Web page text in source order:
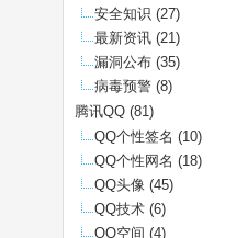
安全知识 (27)
最新资讯 (21)
漏洞公布 (35)
病毒预警 (8)
腾讯QQ (81)
QQ个性签名 (10)
QQ个性网名 (18)
QQ头像 (45)
QQ技术 (6)
QQ空间 (4)